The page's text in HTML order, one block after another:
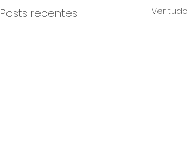
Posts recentes Ver tudo